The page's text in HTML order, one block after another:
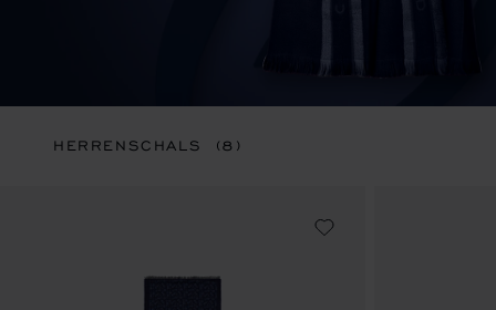
HERRENSCHALS (8)